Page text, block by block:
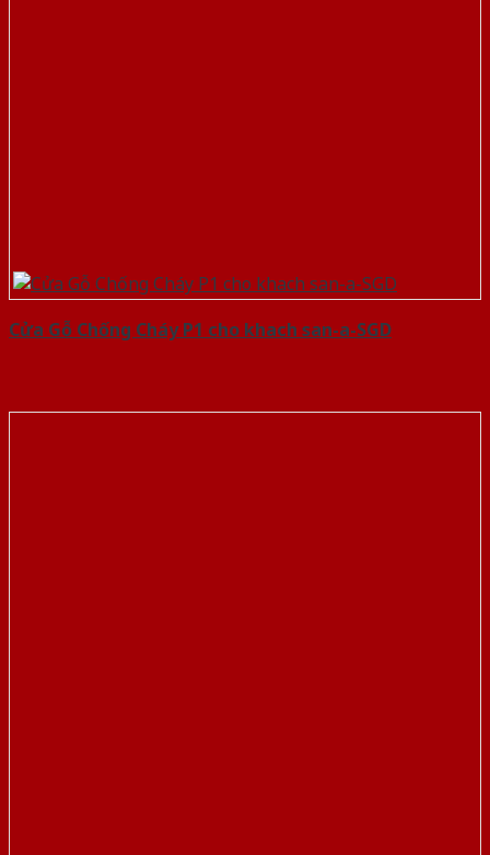
Cửa Gỗ Chống Cháy P1 cho khach san-a-SGD